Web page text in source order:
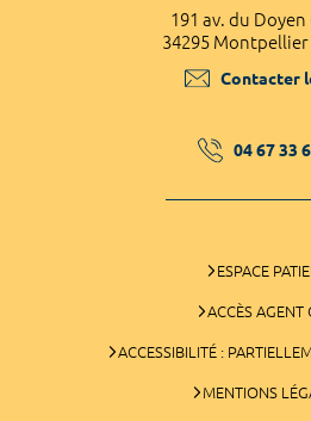
191 av. du Doyen
34295 Montpellier
Contacter
04 67 33
ESPACE
ACCÈS AGENT
ACCESSIBILITÉ :
MENTIONS